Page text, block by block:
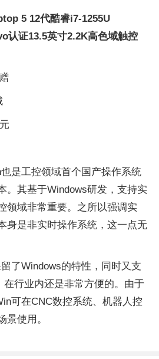
5 12代酷睿i7-1255U
认证13.5英寸2.2K高色域触控
是工控领域首个国产操作系统
。其基于Windows研发，支持实
领域非常重要。之所以强调实
身是非实时操作系统，这一点无
了Windows的特性，同时又支
在行业内还是非常方便的。由于
可在CNC数控系统、机器人控
景使用。